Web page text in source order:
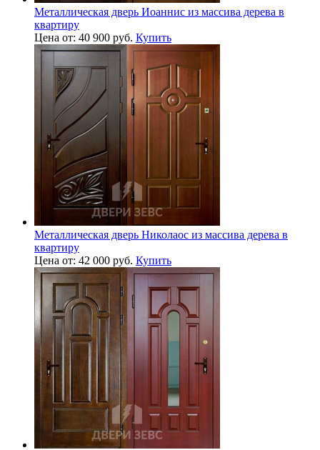
Металлическая дверь Иоаннис из массива дерева в
квартиру
Цена от: 40 900 руб. Купить
Металлическая дверь Николаос из массива дерева в
квартиру
Цена от: 42 000 руб. Купить